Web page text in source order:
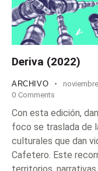
Deriva (2022)
ARCHIVO
0 Comments
Con esta edición,
foco se traslada de
culturales que dan
Cafetero. Este